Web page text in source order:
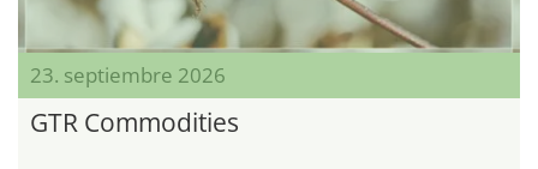
23. septiembre 2026
GTR Commodities